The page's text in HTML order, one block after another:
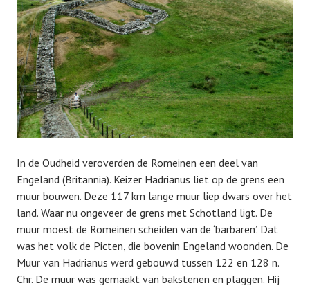
In de Oudheid veroverden de Romeinen een deel van
Engeland (Britannia). Keizer Hadrianus liet op de grens een
muur bouwen. Deze 117 km lange muur liep dwars over het
land. Waar nu ongeveer de grens met Schotland ligt. De
muur moest de Romeinen scheiden van de ‘barbaren’. Dat
was het volk de Picten, die bovenin Engeland woonden. De
Muur van Hadrianus werd gebouwd tussen 122 en 128 n.
Chr. De muur was gemaakt van bakstenen en plaggen. Hij